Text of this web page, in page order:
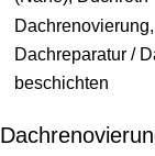
Dachreparatur /
beschichten